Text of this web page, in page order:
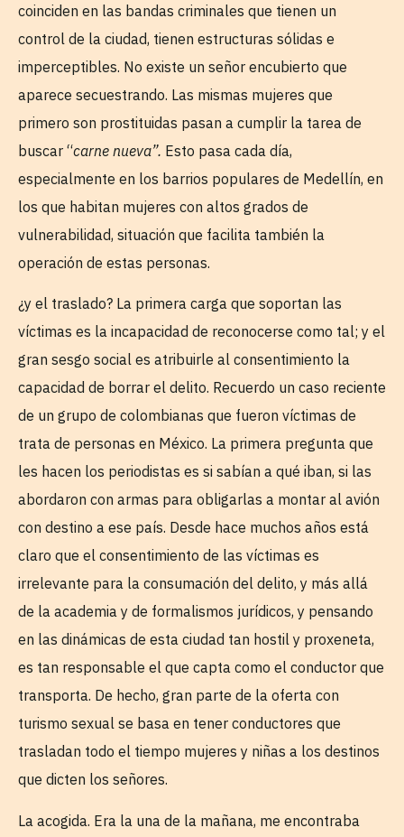
coinciden en las bandas criminales que tienen un
control de la ciudad, tienen estructuras sólidas e
imperceptibles. No existe un señor encubierto que
aparece secuestrando. Las mismas mujeres que
primero son prostituidas pasan a cumplir la tarea de
buscar “carne nueva”. Esto pasa cada día,
especialmente en los barrios populares de Medellín, en
los que habitan mujeres con altos grados de
vulnerabilidad, situación que facilita también la
operación de estas personas.
¿y el traslado? La primera carga que soportan las
víctimas es la incapacidad de reconocerse como tal; y el
gran sesgo social es atribuirle al consentimiento la
capacidad de borrar el delito. Recuerdo un caso reciente
de un grupo de colombianas que fueron víctimas de
trata de personas en México. La primera pregunta que
les hacen los periodistas es si sabían a qué iban, si las
abordaron con armas para obligarlas a montar al avión
con destino a ese país. Desde hace muchos años está
claro que el consentimiento de las víctimas es
irrelevante para la consumación del delito, y más allá
de la academia y de formalismos jurídicos, y pensando
en las dinámicas de esta ciudad tan hostil y proxeneta,
es tan responsable el que capta como el conductor que
transporta. De hecho, gran parte de la oferta con
turismo sexual se basa en tener conductores que
trasladan todo el tiempo mujeres y niñas a los destinos
que dicten los señores.
La acogida. Era la una de la mañana, me encontraba